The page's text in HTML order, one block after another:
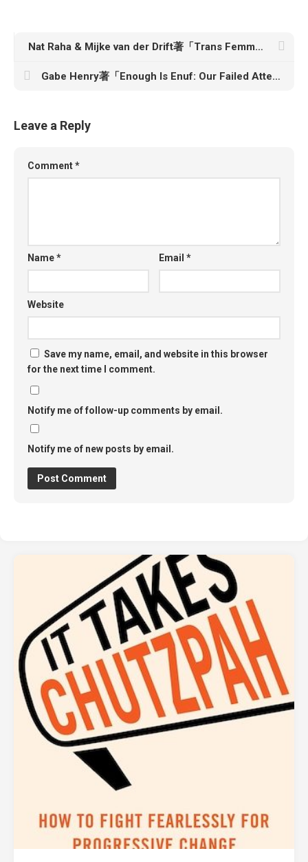
Nat Raha & Mijke van der Drift著「Trans Femme Futures: Abolitionist Ethics for Transfeminist Worlds」
Gabe Henry著「Enough Is Enuf: Our Failed Attempts to Make English Eezier to Spell」
Leave a Reply
Comment*
Name* Email*
Website
Save my name, email, and website in this browser
for the next time I comment.
Notify me of follow-up comments by email.
Notify me of new posts by email.